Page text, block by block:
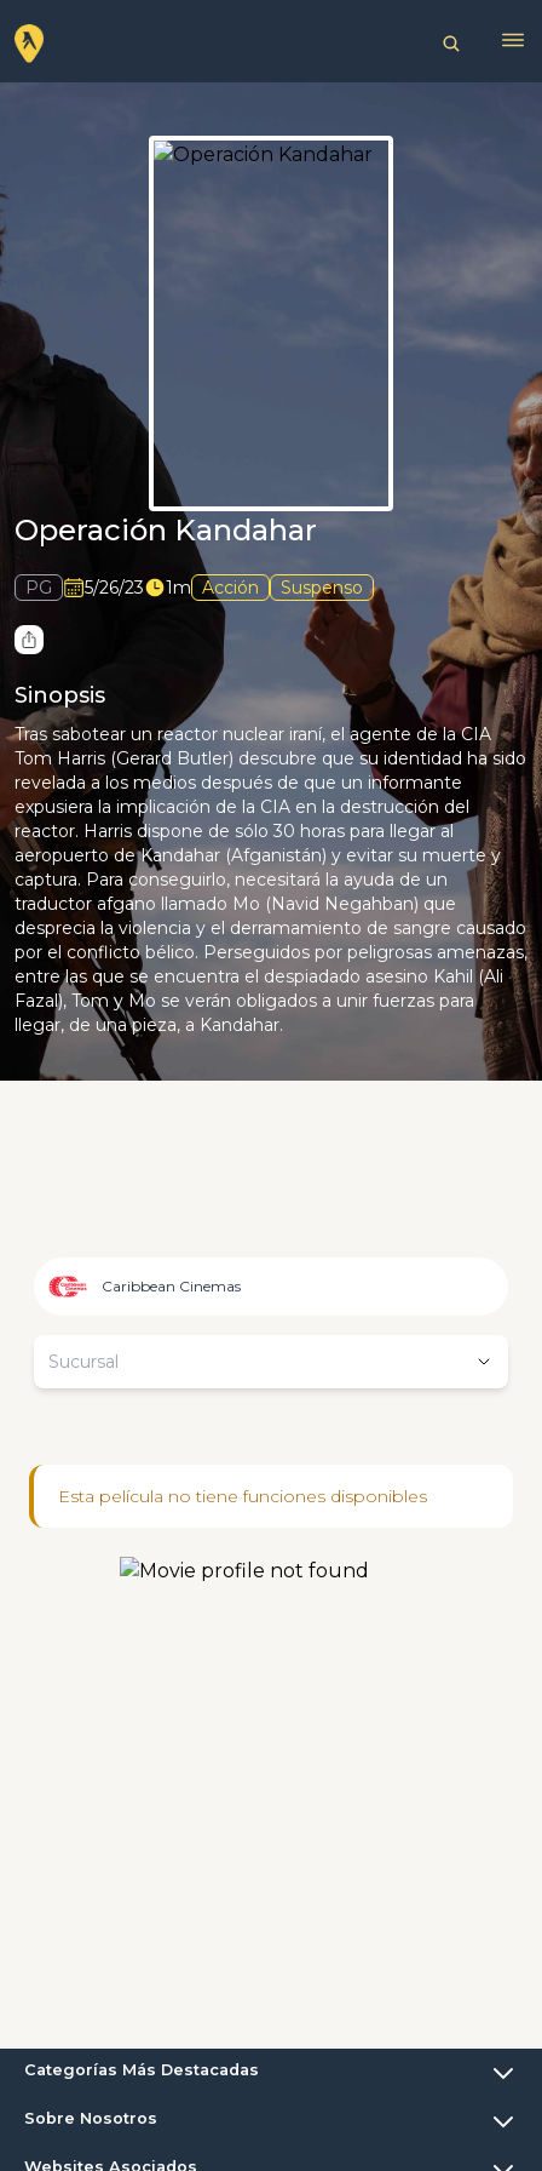
Operación Kandahar
PG 5/26/23 1m Acción Suspenso
Sinopsis
Tras sabotear un reactor nuclear iraní, el agente de la CIA
Tom Harris (Gerard Butler) descubre que su identidad ha sido
revelada a los medios después de que un informante
expusiera la implicación de la CIA en la destrucción del
reactor. Harris dispone de sólo 30 horas para llegar al
aeropuerto de Kandahar (Afganistán) y evitar su muerte y
captura. Para conseguirlo, necesitará la ayuda de un
traductor afgano llamado Mo (Navid Negahban) que
desprecia la violencia y el derramamiento de sangre causado
por el conflicto bélico. Perseguidos por peligrosas amenazas,
entre las que se encuentra el despiadado asesino Kahil (Ali
Fazal), Tom y Mo se verán obligados a unir fuerzas para
llegar, de una pieza, a Kandahar.
Caribbean Cinemas
Sucursal
Esta película no tiene funciones disponibles
Categorías Más Destacadas
Sobre Nosotros
Websites Asociados